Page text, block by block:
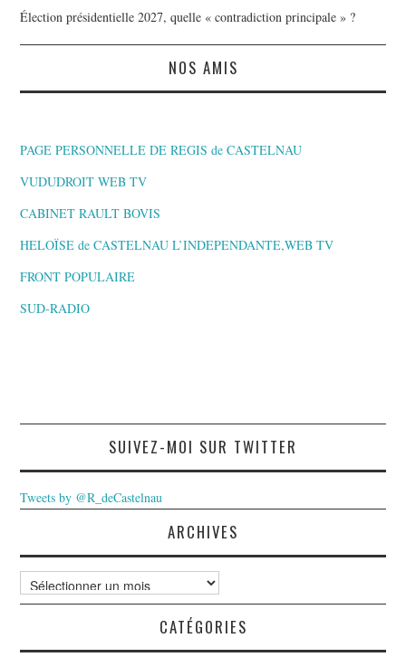
Élection présidentielle 2027, quelle « contradiction principale » ?
NOS AMIS
PAGE PERSONNELLE DE REGIS de CASTELNAU
VUDUDROIT WEB TV
CABINET RAULT BOVIS
HELOÏSE de CASTELNAU L’INDEPENDANTE,WEB TV
FRONT POPULAIRE
SUD-RADIO
SUIVEZ-MOI SUR TWITTER
Tweets by @R_deCastelnau
ARCHIVES
Archives
CATÉGORIES